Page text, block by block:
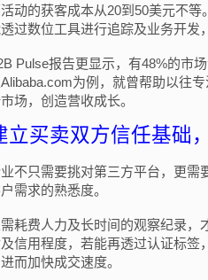
动的获客成本从20到50美元不
过数位工具进行追踪及业务开发
Pulse报告更显示，有48%的市
为例，就曾帮助以往
场，创造营收成长。
立买卖双方信任基础
不只需要挑对第三方平台，更
需求的熟悉度。
耗费人力及长时间的观察纪录，
信用程度，若能再透过认证标
而加快成交速度。